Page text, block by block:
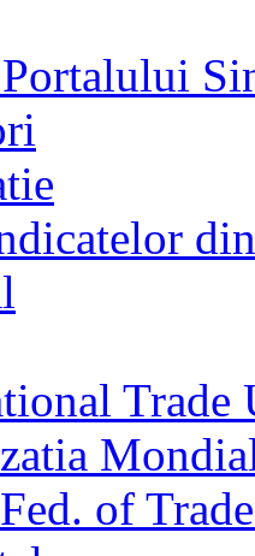
Portalului
Trade
of